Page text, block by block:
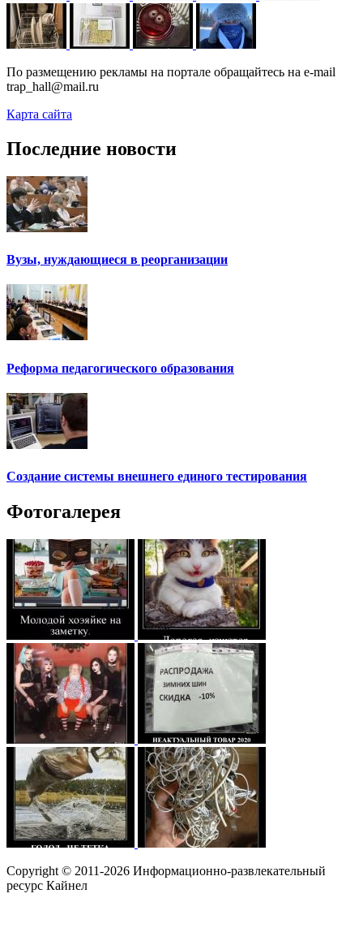
По размещению рекламы на портале обращайтесь на e-mail
trap_hall@mail.ru
Карта сайта
Последние новости
Вузы, нуждающиеся в реорганизации
Реформа педагогического образования
Создание системы внешнего единого тестирования
Фотогалерея
Copyright © 2011-2026 Информационно-развлекательный
ресурс Кайнел